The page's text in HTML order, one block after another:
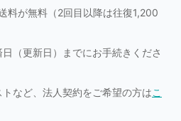
料が無料（2回目以降は往復1,200
（更新日）までにお手続きくださ
など、法人契約をご希望の方はこ